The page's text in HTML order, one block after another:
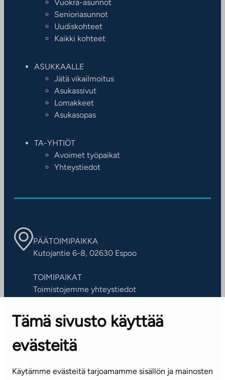
Tämä sivusto käyttää
evästeitä
Käytämme evästeitä tarjoamamme sisällön ja mainosten
Vuokra-asunnot
Senioriasunnot
Uudiskohteet
Kaikki kohteet
ASUKKAALLE
Jätä vikailmoitus
Asukassivut
Lomakkeet
Asukasopas
TA-YHTIÖT
Avoimet työpaikat
Yhteystiedot
PÄÄTOIMIPAIKKA
Kutojantie 6-8, 02630 Espoo
TOIMIPAIKAT
Toimistojemme yhteystiedot
ASIAKASPALVELUKESKUS
Puh. 045 7734 3777
(arkisin klo 8-16)
info@ta.fi